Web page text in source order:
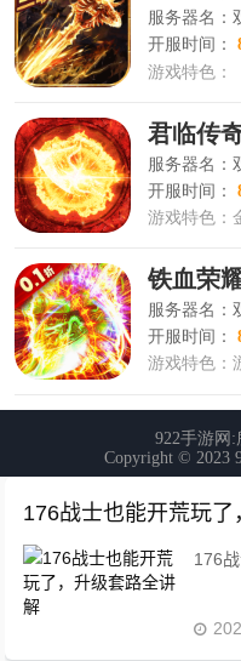
176战士也能开荒玩
176